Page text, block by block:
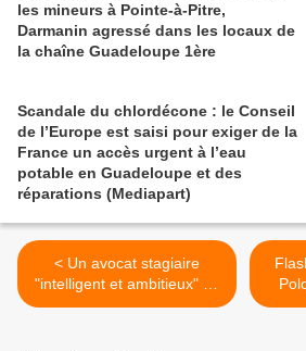
les mineurs à Pointe-à-Pitre,
Darmanin agressé dans les locaux de
la chaîne Guadeloupe 1ère
Scandale du chlordécone : le Conseil
de l’Europe est saisi pour exiger de la
France un accès urgent à l’eau
potable en Guadeloupe et des
réparations (Mediapart)
< Un avocat stagiaire
"intelligent et ambitieux" de
26 ans a souffert de maux